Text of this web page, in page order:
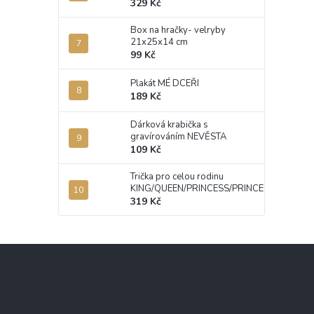
329 Kč
Box na hračky- velryby
21x25x14 cm
99 Kč
Plakát MÉ DCEŘI
189 Kč
Dárková krabička s
gravírováním NEVĚSTA
109 Kč
Trička pro celou rodinu
KING/QUEEN/PRINCESS/PRINCE
319 Kč